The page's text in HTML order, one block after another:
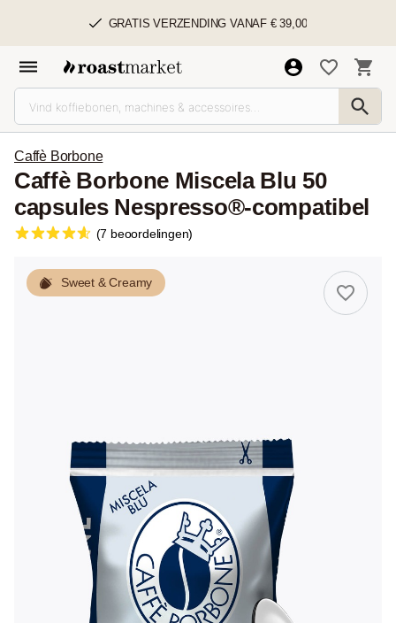
GRATIS VERZENDING VANAF € 39,00
Caffè Borbone
Caffè Borbone Miscela Blu 50
capsules Nespresso®-compatibel
(7 beoordelingen)
Sweet & Creamy